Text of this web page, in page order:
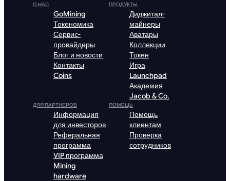
О НАС
GoMining
Токеномика
Сервис-
провайдеры
Блог и новости
Контакты
Coins
ПРОДУКТЫ
Диджитал-
майнеры
Аватары
Коллекции
Токен
Игра
Launchpad
Академия
Jacob & Co.
ДЛЯ ПАРТНЕРОВ
Информация
для инвесторов
Реферальная
программа
VIP программа
Mining
hardware
ПОМОЩЬ
Помощь
клиентам
Проверка
сотрудников